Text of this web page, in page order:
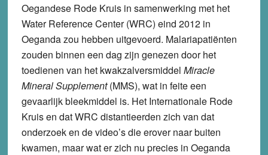
Oegandese Rode Kruis in samenwerking met het
Water Reference Center (WRC) eind 2012 in
Oeganda zou hebben uitgevoerd. Malariapatiënten
zouden binnen een dag zijn genezen door het
toedienen van het kwakzalversmiddel Miracle
Mineral Supplement(MMS), wat in feite een
gevaarlijk bleekmiddel is. Het Internationale Rode
Kruis en dat WRC distantieerden zich van dat
onderzoek en de video’s die erover naar buiten
kwamen, maar wat er zich nu precies in Oeganda